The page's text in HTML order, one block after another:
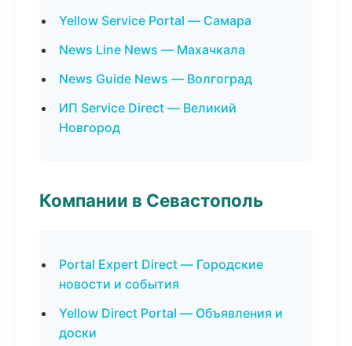
Yellow Service Portal — Самара
News Line News — Махачкала
News Guide News — Волгоград
ИП Service Direct — Великий
Новгород
Компании в Севастополь
Portal Expert Direct — Городские
новости и события
Yellow Direct Portal — Объявления и
доски